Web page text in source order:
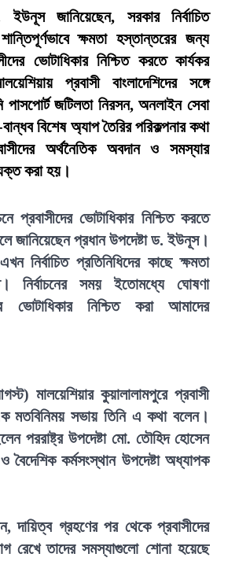
জানিয়েছেন, সরকার নির্বাচিত
ক্ষমতা হস্তান্তরের জন্য
ভোটাধিকার নিশ্চিত করতে কার্যকর
প্রবাসী বাংলাদেশিদের সঙ্গে
পাসপোর্ট জটিলতা নিরসন, অনলাইন সেবা
বিশেষ অ্যাপ তৈরির পরিকল্পনার কথা
অর্থনৈতিক অবদান ও সমস্যার
করা হয়।
প্রবাসীদের ভোটাধিকার নিশ্চিত করতে
জানিয়েছেন প্রধান উপদেষ্টা ড. ইউনূস।
নির্বাচিত প্রতিনিধিদের কাছে ক্ষমতা
নির্বাচনের সময় ইতোমধ্যে ঘোষণা
ভোটাধিকার নিশ্চিত করা আমাদের
মালয়েশিয়ার কুয়ালালামপুরে প্রবাসী
এক মতবিনিময় সভায় তিনি এ কথা বলেন।
পররাষ্ট্র উপদেষ্টা মো. তৌহিদ হোসেন
বৈদেশিক কর্মসংস্থান উপদেষ্টা অধ্যাপক
দায়িত্ব গ্রহণের পর থেকে প্রবাসীদের
রেখে তাদের সমস্যাগুলো শোনা হয়েছে